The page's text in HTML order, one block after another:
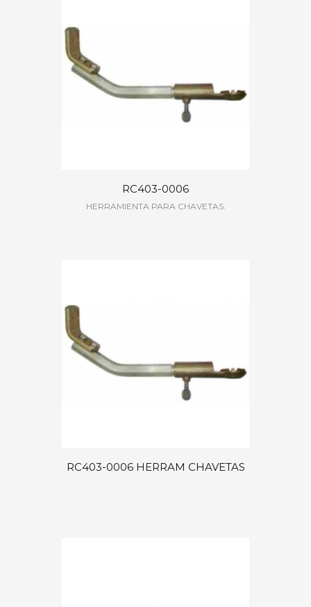
RC403-0006
HERRAMIENTA PARA CHAVETAS.
RC403-0006 HERRAM CHAVETAS